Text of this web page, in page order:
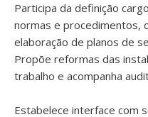
Participa da definição
normas e procedimentos,
elaboração de planos de
Propõe reformas das
trabalho e acompanha
Estabelece interface com